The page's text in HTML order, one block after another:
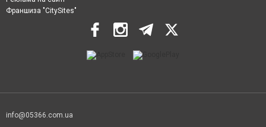
Франшиза "CitySites"
info@05366.com.ua